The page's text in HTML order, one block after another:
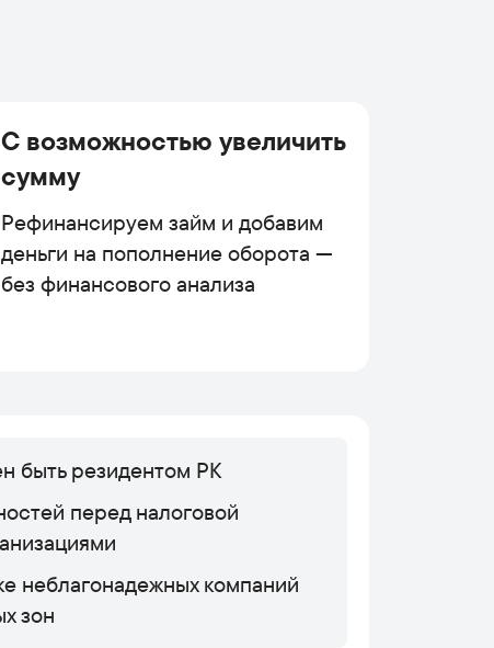
С возможностью увеличить
сумму
Рефинансируем займ и добавим
деньги на пополнение оборота —
без финансового анализа
быть резидентом РК
перед налоговой
неблагонадежных компаний
зон